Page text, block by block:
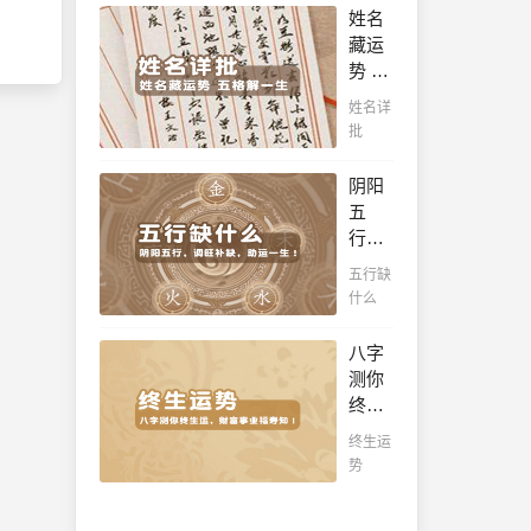
十之
八九
是大
官或
富
解读
您的
事业
赋，
扭转
不利
困
局！！
十年
一运
卜吉
凶，
未来
命运
晓。
姓名
藏运
势 五
格解
一
姓名
判断
你一
生吉
凶，
你的
真的
适合
你
吗？
姓名详
批
阴阳
五
行，
调旺
补
助运
一
生！
通晓
五
行，
五行缺
什么
八字
测你
终生
运，
财富
终生运
势